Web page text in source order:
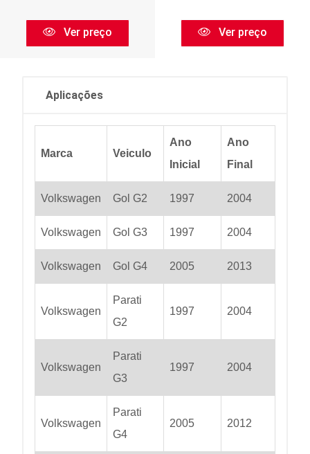
Ver preço Ver preço
Aplicações
Marca Veiculo
Ano
Inicial
Ano
Final
Volkswagen Gol G2 1997 2004
Volkswagen Gol G3 1997 2004
Volkswagen Gol G4 2005 2013
Volkswagen
Parati
G2
1997 2004
Volkswagen
Parati
G3
1997 2004
Volkswagen
Parati
G4
2005 2012